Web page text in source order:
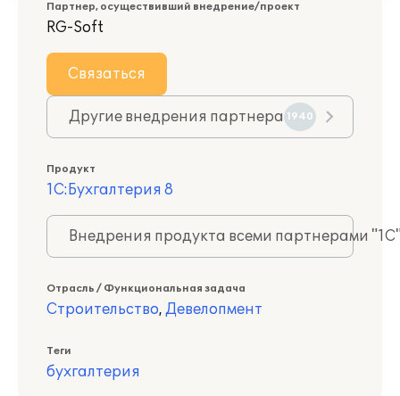
Партнер, осуществивший внедрение/проект
RG-Soft
Связаться
Другие внедрения партнера 1940
Продукт
1С:Бухгалтерия 8
Внедрения продукта всеми партнерами
Отрасль / Функциональная задача
Строительство, Девелопмент
Теги
бухгалтерия